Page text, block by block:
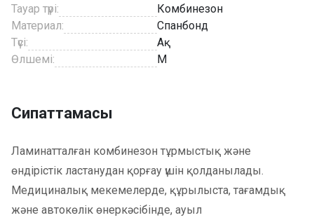
Тауар түрі:
Комбинезон
Материал:
Спанбонд
Түсі:
Ақ
Өлшемі:
M
Сипаттамасы
Ламинатталған комбинезон тұрмыстық және
өндірістік ластанудан қорғау үшін қолданылады.
Медициналық мекемелерде, құрылыста, тағамдық
және автокөлік өнеркәсібінде, ауыл